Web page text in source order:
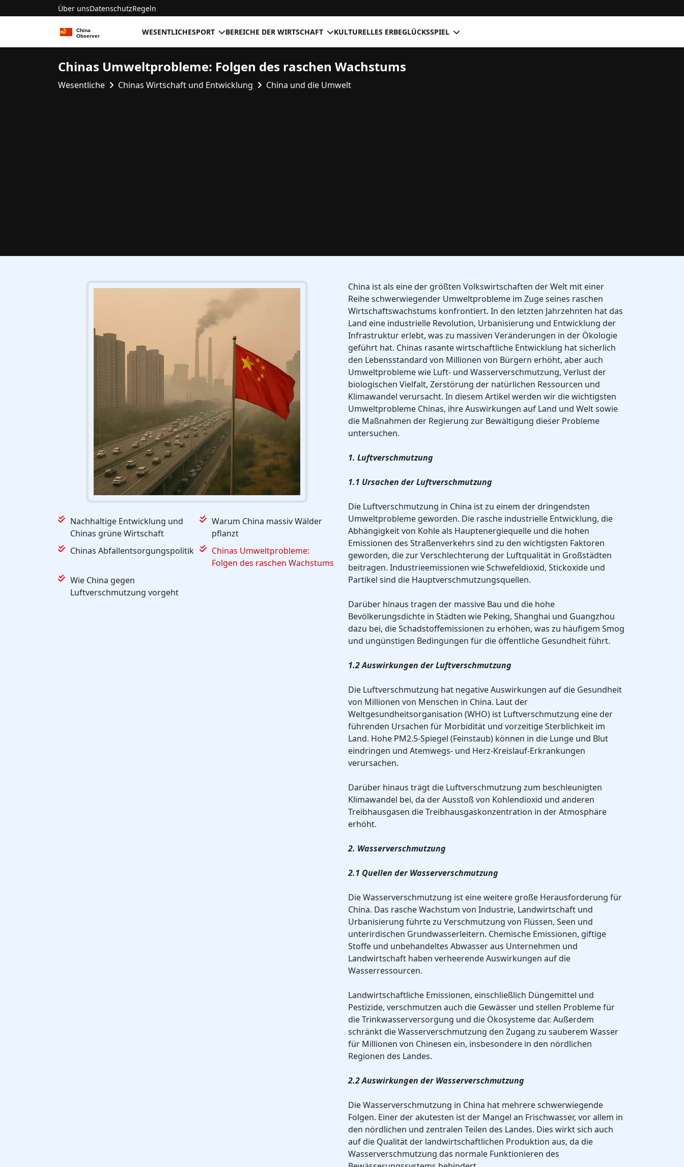
Über unsDatenschutzRegeln
WESENTLICHESPORT BEREICHE DER WIRTSCHAFT KULTURELLES ERBEGLÜCKSSPIEL
Chinas Umweltprobleme: Folgen des raschen Wachstums
Wesentliche Chinas Wirtschaft und Entwicklung China und die Umwelt
Nachhaltige Entwicklung und
Chinas grüne Wirtschaft
Warum China massiv Wälder
pflanzt
Chinas Abfallentsorgungspolitik
Chinas Umweltprobleme:
Folgen des raschen Wachstums
Wie China gegen
Luftverschmutzung vorgeht
China ist als eine der größten Volkswirtschaften der Welt mit einer
Reihe schwerwiegender Umweltprobleme im Zuge seines raschen
Wirtschaftswachstums konfrontiert. In den letzten Jahrzehnten hat das
Land eine industrielle Revolution, Urbanisierung und Entwicklung der
Infrastruktur erlebt, was zu massiven Veränderungen in der Ökologie
geführt hat. Chinas rasante wirtschaftliche Entwicklung hat sicherlich
den Lebensstandard von Millionen von Bürgern erhöht, aber auch
Umweltprobleme wie Luft- und Wasserverschmutzung, Verlust der
biologischen Vielfalt, Zerstörung der natürlichen Ressourcen und
Klimawandel verursacht. In diesem Artikel werden wir die wichtigsten
Umweltprobleme Chinas, ihre Auswirkungen auf Land und Welt sowie
die Maßnahmen der Regierung zur Bewältigung dieser Probleme
untersuchen.
1. Luftverschmutzung
1.1 Ursachen der Luftverschmutzung
Die Luftverschmutzung in China ist zu einem der dringendsten
Umweltprobleme geworden. Die rasche industrielle Entwicklung, die
Abhängigkeit von Kohle als Hauptenergiequelle und die hohen
Emissionen des Straßenverkehrs sind zu den wichtigsten Faktoren
geworden, die zur Verschlechterung der Luftqualität in Großstädten
beitragen. Industrieemissionen wie Schwefeldioxid, Stickoxide und
Partikel sind die Hauptverschmutzungsquellen.
Darüber hinaus tragen der massive Bau und die hohe
Bevölkerungsdichte in Städten wie Peking, Shanghai und Guangzhou
dazu bei, die Schadstoffemissionen zu erhöhen, was zu häufigem Smog
und ungünstigen Bedingungen für die öffentliche Gesundheit führt.
1.2 Auswirkungen der Luftverschmutzung
Die Luftverschmutzung hat negative Auswirkungen auf die Gesundheit
von Millionen von Menschen in China. Laut der
Weltgesundheitsorganisation (WHO) ist Luftverschmutzung eine der
führenden Ursachen für Morbidität und vorzeitige Sterblichkeit im
Land. Hohe PM2.5-Spiegel (Feinstaub) können in die Lunge und Blut
eindringen und Atemwegs- und Herz-Kreislauf-Erkrankungen
verursachen.
Darüber hinaus trägt die Luftverschmutzung zum beschleunigten
Klimawandel bei, da der Ausstoß von Kohlendioxid und anderen
Treibhausgasen die Treibhausgaskonzentration in der Atmosphäre
erhöht.
2. Wasserverschmutzung
2.1 Quellen der Wasserverschmutzung
Die Wasserverschmutzung ist eine weitere große Herausforderung für
China. Das rasche Wachstum von Industrie, Landwirtschaft und
Urbanisierung führte zu Verschmutzung von Flüssen, Seen und
unterirdischen Grundwasserleitern. Chemische Emissionen, giftige
Stoffe und unbehandeltes Abwasser aus Unternehmen und
Landwirtschaft haben verheerende Auswirkungen auf die
Wasserressourcen.
Landwirtschaftliche Emissionen, einschließlich Düngemittel und
Pestizide, verschmutzen auch die Gewässer und stellen Probleme für
die Trinkwasserversorgung und die Ökosysteme dar. Außerdem
schränkt die Wasserverschmutzung den Zugang zu sauberem Wasser
für Millionen von Chinesen ein, insbesondere in den nördlichen
Regionen des Landes.
2.2 Auswirkungen der Wasserverschmutzung
Die Wasserverschmutzung in China hat mehrere schwerwiegende
Folgen. Einer der akutesten ist der Mangel an Frischwasser, vor allem in
den nördlichen und zentralen Teilen des Landes. Dies wirkt sich auch
auf die Qualität der landwirtschaftlichen Produktion aus, da die
Wasserverschmutzung das normale Funktionieren des